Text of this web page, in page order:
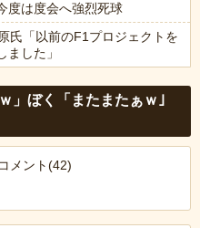
度は度会へ強烈死球
氏「以前のF1プロジェクトを
した」
」ぼく「またまたぁｗ」
コメント(42)